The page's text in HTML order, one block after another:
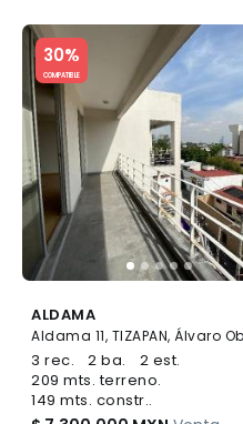
30%
COMPATIBLE
Slide 1 of 5
ALDAMA
3 rec. 2 ba.
2 est.
209 mts. terreno.
149 mts. constr..